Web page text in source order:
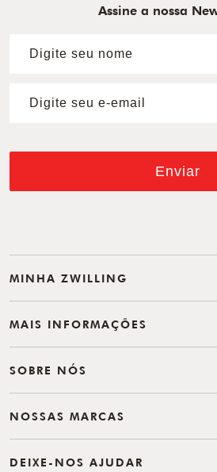
Assine a nossa
Enviar
MINHA ZWILLING
MAIS INFORMAÇÕES
SOBRE NÓS
NOSSAS MARCAS
DEIXE-NOS AJUDAR